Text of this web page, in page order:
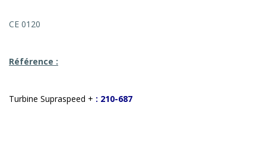
CE 0120
Référence :
Turbine Supraspeed + : 210-687